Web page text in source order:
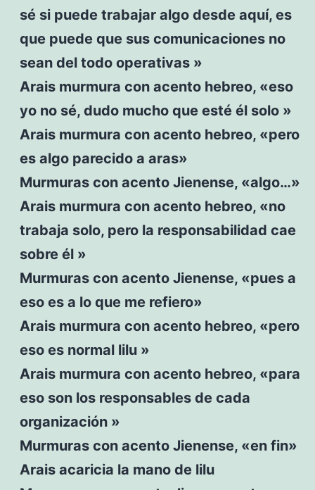
sé si puede trabajar algo desde aquí, es
que puede que sus comunicaciones no
sean del todo operativas »
Arais murmura con acento hebreo, «eso
yo no sé, dudo mucho que esté él solo »
Arais murmura con acento hebreo, «pero
es algo parecido a aras»
Murmuras con acento Jienense, «algo…»
Arais murmura con acento hebreo, «no
trabaja solo, pero la responsabilidad cae
sobre él »
Murmuras con acento Jienense, «pues a
eso es a lo que me refiero»
Arais murmura con acento hebreo, «pero
eso es normal lilu »
Arais murmura con acento hebreo, «para
eso son los responsables de cada
organización »
Murmuras con acento Jienense, «en fin»
Arais acaricia la mano de lilu